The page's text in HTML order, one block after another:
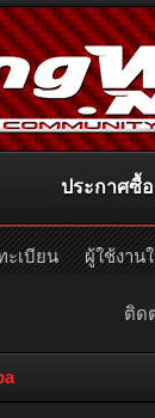
ติด
ประกาศซื้
ะเบียน ผู้ใช้งาน